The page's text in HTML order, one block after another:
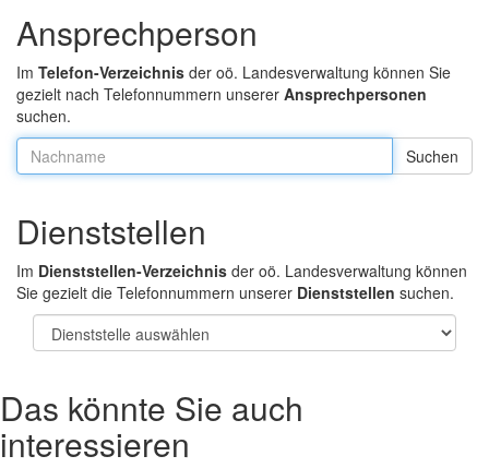
Ansprechperson
Im Telefon-Verzeichnis der oö. Landesverwaltung können Sie
gezielt nach Telefonnummern unserer Ansprechpersonen
suchen.
Nachname:
Dienststellen
Im Dienststellen-Verzeichnis der oö. Landesverwaltung können
Sie gezielt die Telefonnummern unserer Dienststellen suchen.
Das könnte Sie auch
interessieren